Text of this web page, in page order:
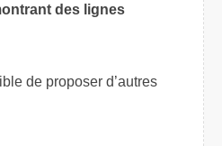
des lignes
de proposer d’autres